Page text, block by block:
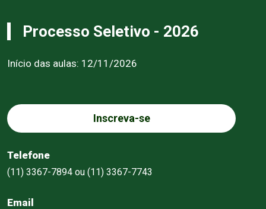
Processo Seletivo - 2026
Início das aulas: 12/11/2026
Inscreva-se
Telefone
(11) 3367-7894 ou (11) 3367-7743
Email